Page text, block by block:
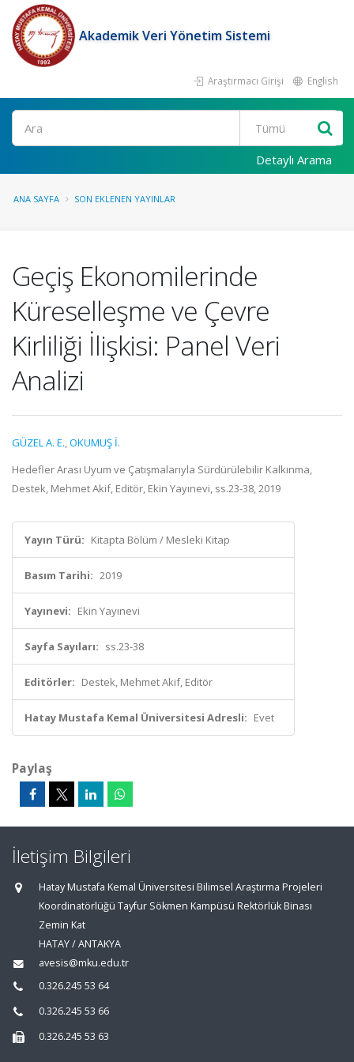
Akademik Veri Yönetim Sistemi
Araştırmacı Girişi English
Ara
Detaylı Arama
ANA SAYFA SON EKLENEN YAYINLAR
Geçiş Ekonomilerinde
Küreselleşme ve Çevre
Kirliliği İlişkisi: Panel Veri
Analizi
GÜZEL A. E.,OKUMUŞ İ.
Hedefler Arası Uyum ve Çatışmalarıyla Sürdürülebilir Kalkınma,
Destek, Mehmet Akif, Editör, Ekin Yayınevi, ss.23-38, 2019
Yayın Türü: Kitapta Bölüm / Mesleki Kitap
Basım Tarihi: 2019
Yayınevi: Ekin Yayınevi
Sayfa Sayıları: ss.23-38
Editörler: Destek, Mehmet Akif, Editör
Hatay Mustafa Kemal Üniversitesi Adresli: Evet
Paylaş
İletişim Bilgileri
Hatay Mustafa Kemal Üniversitesi Bilimsel Araştırma Projeleri
Koordinatörlüğü Tayfur Sökmen Kampüsü Rektörlük Binası
Zemin Kat
HATAY / ANTAKYA
avesis@mku.edu.tr
0.326.245 53 64
0.326.245 53 66
0.326.245 53 63